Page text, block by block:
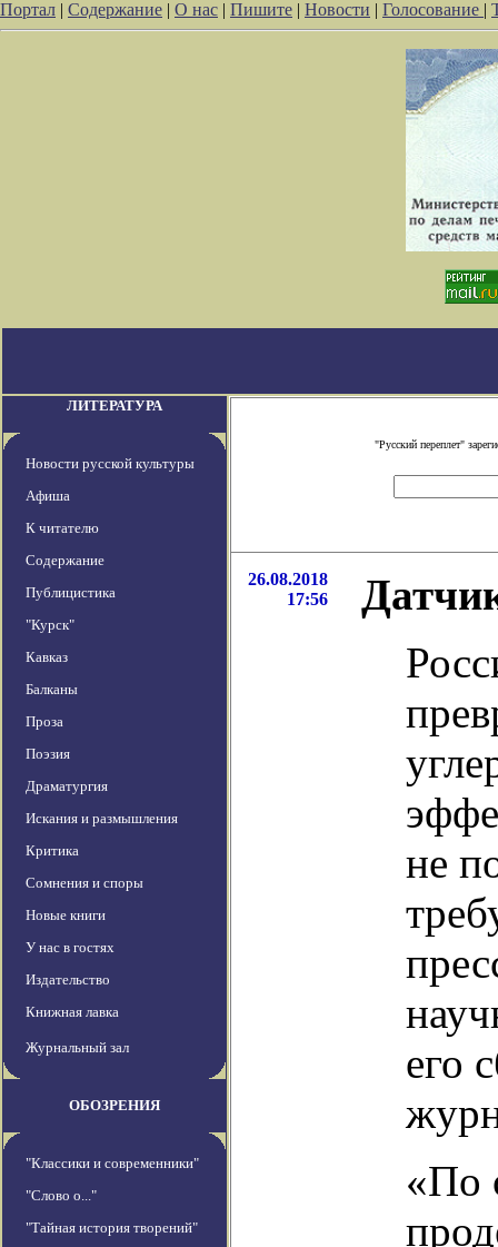
Портал | Содержание | О нас | Пишите | Новости | Голосование |
ЛИТЕРАТУРА
Новости русской культуры
Афиша
К читателю
Содержание
Публицистика
"Курск"
Кавказ
Балканы
Проза
Поэзия
Драматургия
Искания и размышления
Критика
Сомнения и споры
Новые книги
У нас в гостях
Издательство
Книжная лавка
Журнальный зал
ОБОЗРЕНИЯ
"Классики и современники"
"Слово о..."
"Тайная история творений"
"Русский переплет"
26.08.2018
17:56
не
его
«По